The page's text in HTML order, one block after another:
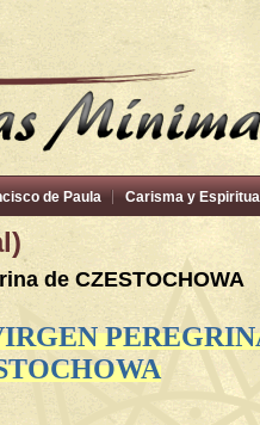
de Paula Carisma y
de CZESTOCHOWA